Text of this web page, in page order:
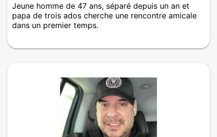
Jeune homme de 47 ans, séparé depuis un an et
papa de trois ados cherche une rencontre amicale
dans un premier temps.